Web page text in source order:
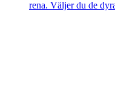
rena. Väljer du de